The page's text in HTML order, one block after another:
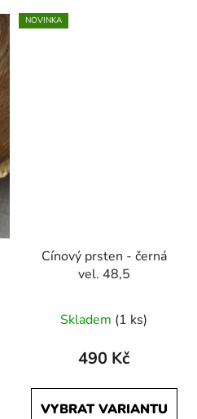
NOVINKA
Cínový prsten - černá
vel. 48,5
Skladem (1 ks)
490 Kč
VYBRAT VARIANTU